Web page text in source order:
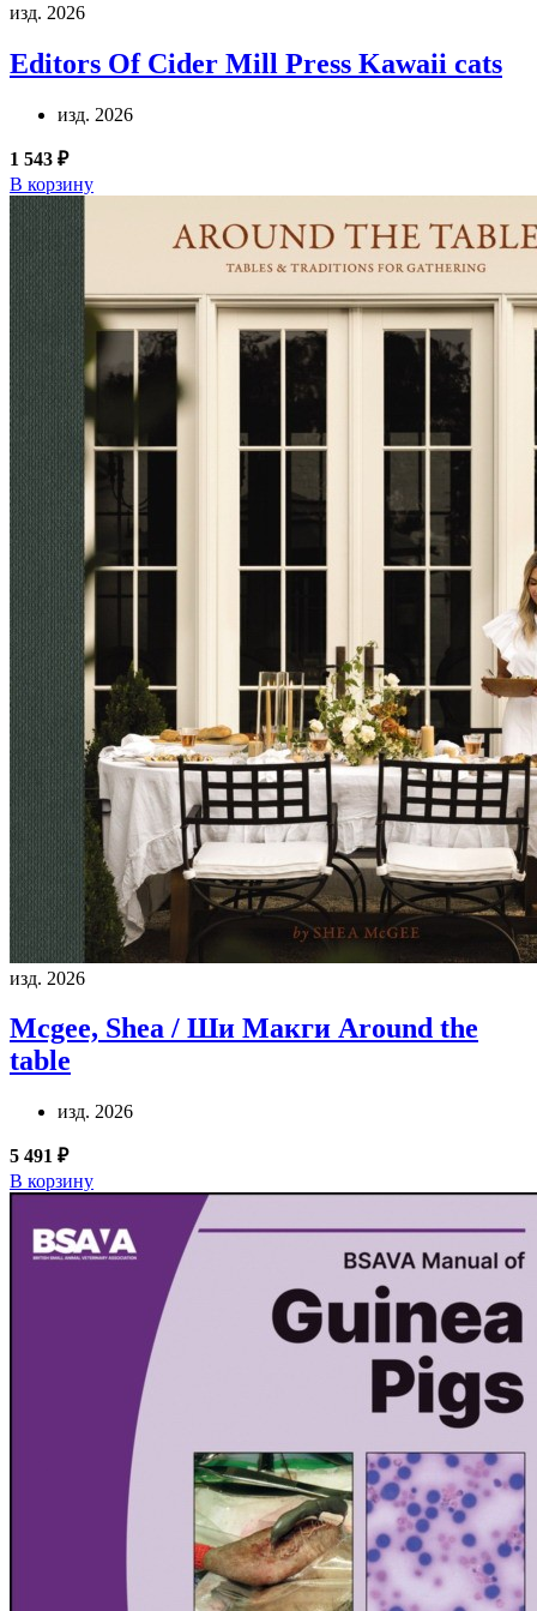
изд. 2026
Editors Of Cider Mill Press Kawaii cats
изд. 2026
1 543 ₽
В корзину
изд. 2026
Mcgee, Shea / Ши Макги Around the
table
изд. 2026
5 491 ₽
В корзину